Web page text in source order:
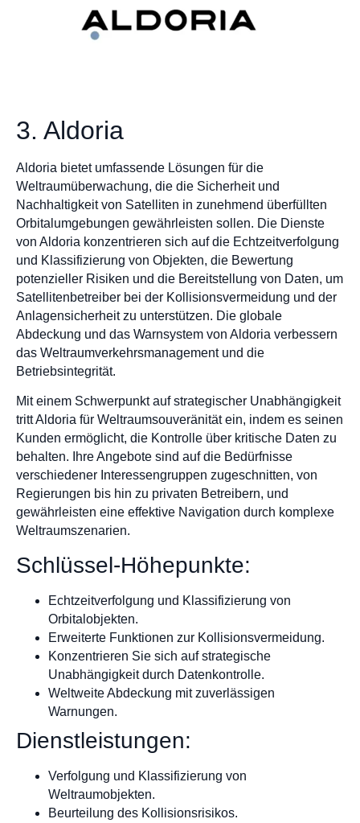
3. Aldoria
Aldoria bietet umfassende Lösungen für die
Weltraumüberwachung, die die Sicherheit und
Nachhaltigkeit von Satelliten in zunehmend überfüllten
Orbitalumgebungen gewährleisten sollen. Die Dienste
von Aldoria konzentrieren sich auf die Echtzeitverfolgung
und Klassifizierung von Objekten, die Bewertung
potenzieller Risiken und die Bereitstellung von Daten, um
Satellitenbetreiber bei der Kollisionsvermeidung und der
Anlagensicherheit zu unterstützen. Die globale
Abdeckung und das Warnsystem von Aldoria verbessern
das Weltraumverkehrsmanagement und die
Betriebsintegrität.
Mit einem Schwerpunkt auf strategischer Unabhängigkeit
tritt Aldoria für Weltraumsouveränität ein, indem es seinen
Kunden ermöglicht, die Kontrolle über kritische Daten zu
behalten. Ihre Angebote sind auf die Bedürfnisse
verschiedener Interessengruppen zugeschnitten, von
Regierungen bis hin zu privaten Betreibern, und
gewährleisten eine effektive Navigation durch komplexe
Weltraumszenarien.
Schlüssel-Höhepunkte:
Echtzeitverfolgung und Klassifizierung von
Orbitalobjekten.
Erweiterte Funktionen zur Kollisionsvermeidung.
Konzentrieren Sie sich auf strategische
Unabhängigkeit durch Datenkontrolle.
Weltweite Abdeckung mit zuverlässigen
Warnungen.
Dienstleistungen:
Verfolgung und Klassifizierung von
Weltraumobjekten.
Beurteilung des Kollisionsrisikos.